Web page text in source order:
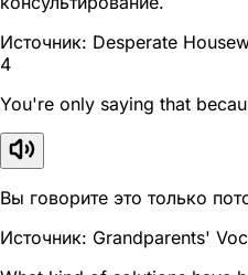
Источник: Desperate
4
You're only saying that
Вы говорите это только
Источник: Grandparents'